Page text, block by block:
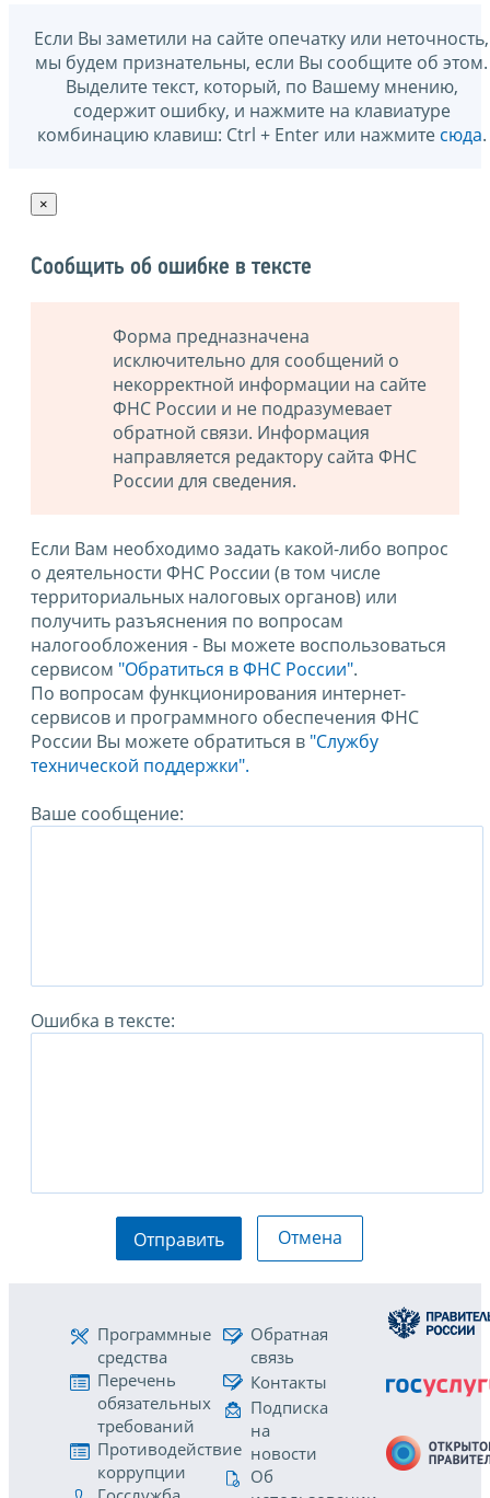
Если Вы заметили на сайте опечатку или неточность,
мы будем признательны, если Вы сообщите об этом.
Выделите текст, который, по Вашему мнению,
содержит ошибку, и нажмите на клавиатуре
комбинацию клавиш: Ctrl + Enter или нажмите сюда.
×
Сообщить об ошибке в тексте
Форма предназначена
исключительно для сообщений о
некорректной информации на сайте
ФНС России и не подразумевает
обратной связи. Информация
направляется редактору сайта ФНС
России для сведения.
Если Вам необходимо задать какой-либо вопрос
о деятельности ФНС России (в том числе
территориальных налоговых органов) или
получить разъяснения по вопросам
налогообложения - Вы можете воспользоваться
сервисом "Обратиться в ФНС России".
По вопросам функционирования интернет-
сервисов и программного обеспечения ФНС
России Вы можете обратиться в "Службу
технической поддержки".
Ваше сообщение:
Ошибка в тексте:
Отправить Отмена
Программные
средства
Перечень
обязательных
требований
Противодействие
коррупции
Обратная
связь
Контакты
Подписка
на
новости
Об